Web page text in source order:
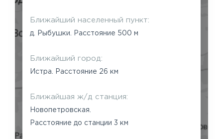
Ближайший населенный пункт:
д. Рыбушки. Расстояние 500 м
Ближайший город:
Истра. Расстояние 26 км
Ближайшая ж/д станция:
Новопетровская.
Расстояние до станции 3 км